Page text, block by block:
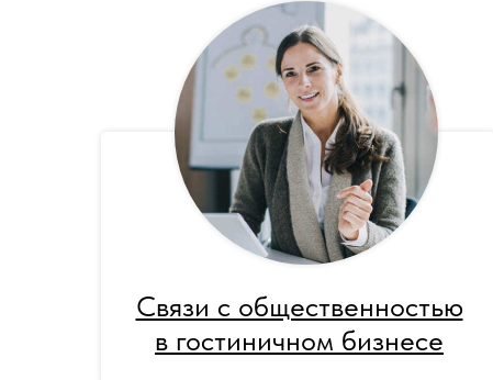
Связи с общественностью
в гостиничном бизнесе